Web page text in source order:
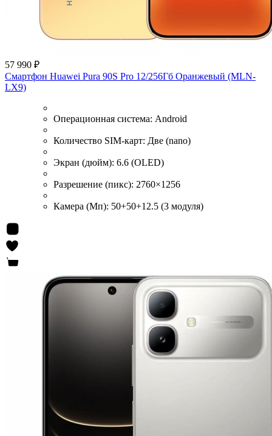
57 990 ₽
Смартфон Huawei Pura 90S Pro 12/256Гб Оранжевый (MLN-
LX9)
Операционная система: Android
Количество SIM-карт: Две (nano)
Экран (дюйм): 6.6 (OLED)
Разрешение (пикс): 2760×1256
Камера (Мп): 50+50+12.5 (3 модуля)